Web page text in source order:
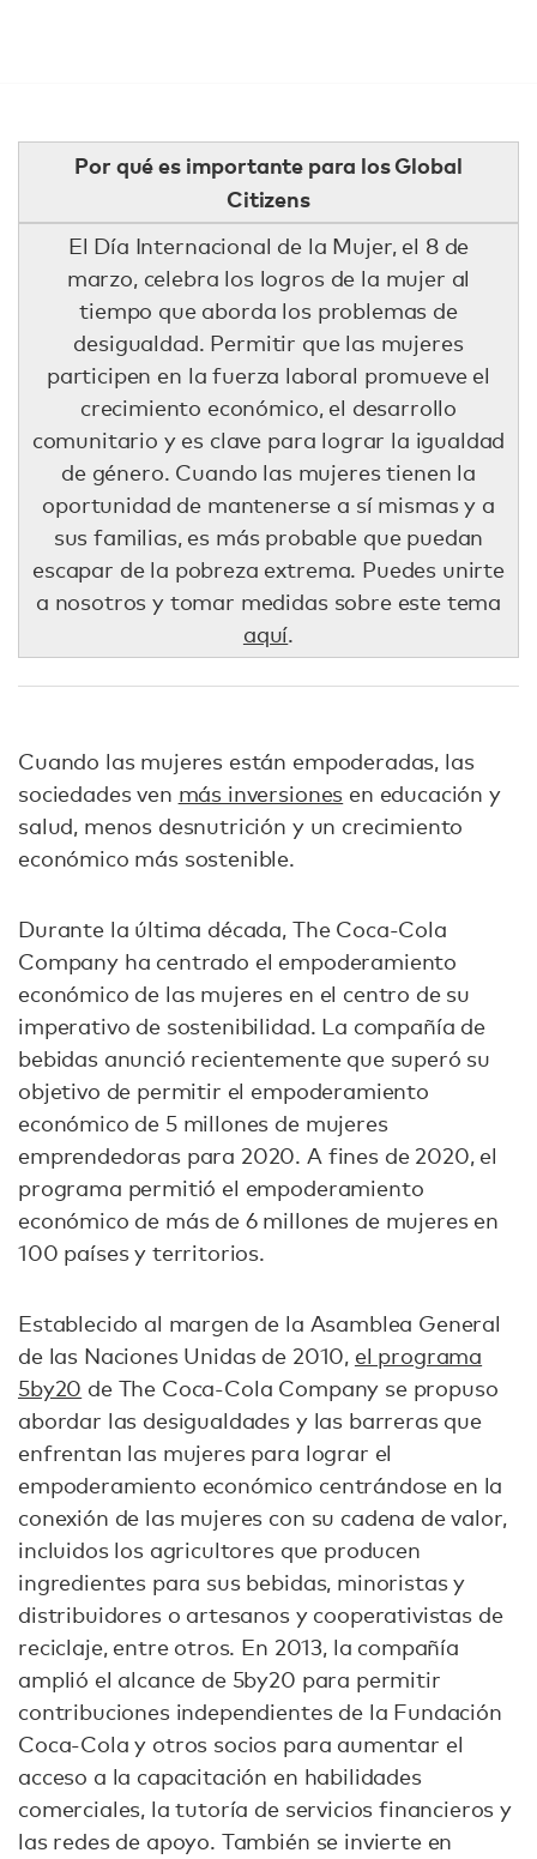
Por qué es importante para los Global
Citizens
El Día Internacional de la Mujer, el 8 de
marzo, celebra los logros de la mujer al
tiempo que aborda los problemas de
desigualdad. Permitir que las mujeres
participen en la fuerza laboral promueve el
crecimiento económico, el desarrollo
comunitario y es clave para lograr la igualdad
de género. Cuando las mujeres tienen la
oportunidad de mantenerse a sí mismas y a
sus familias, es más probable que puedan
escapar de la pobreza extrema. Puedes unirte
a nosotros y tomar medidas sobre este tema
aquí.
Cuando las mujeres están empoderadas, las
sociedades ven más inversiones en educación y
salud, menos desnutrición y un crecimiento
económico más sostenible.
Durante la última década, The Coca-Cola
Company ha centrado el empoderamiento
económico de las mujeres en el centro de su
imperativo de sostenibilidad. La compañía de
bebidas anunció recientemente que superó su
objetivo de permitir el empoderamiento
económico de 5 millones de mujeres
emprendedoras para 2020. A fines de 2020, el
programa permitió el empoderamiento
económico de más de 6 millones de mujeres en
100 países y territorios.
Establecido al margen de la Asamblea General
de las Naciones Unidas de 2010, el programa
5by20 de The Coca-Cola Company se propuso
abordar las desigualdades y las barreras que
enfrentan las mujeres para lograr el
empoderamiento económico centrándose en la
conexión de las mujeres con su cadena de valor,
incluidos los agricultores que producen
ingredientes para sus bebidas, minoristas y
distribuidores o artesanos y cooperativistas de
reciclaje, entre otros. En 2013, la compañía
amplió el alcance de 5by20 para permitir
contribuciones independientes de la Fundación
Coca-Cola y otros socios para aumentar el
acceso a la capacitación en habilidades
comerciales, la tutoría de servicios financieros y
las redes de apoyo. También se invierte en